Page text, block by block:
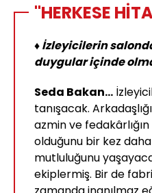
"HERKESE
♦ İzleyicilerin
duygular içinde
Seda Bakan...
tanışacak.
azmin ve
olduğunu bir kez
mutluluğunu
ekiplermiş. Bir de